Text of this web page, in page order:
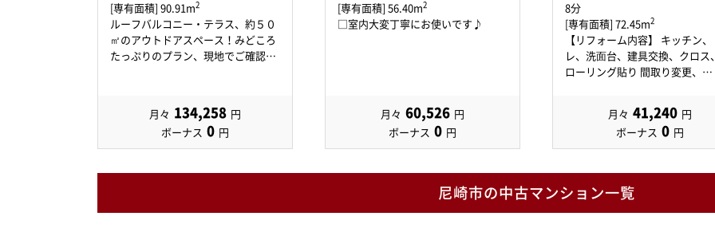
[専有面積] 90.91m2
ルーフバルコニー・テラス、約５０
㎡のアウトドアスペース！みどころ
たっぷりのプラン、現地でご確認
月々 134,258 円
ボーナス 0 円
[専有面積] 56.40m2
□室内大変丁寧にお使いです♪
月々 60,526 円
ボーナス 0 円
8分
[専有面積] 72.45m2
【リフォーム内容】 キッチン
レ、洗⾯台、建具交換、クロス
ローリング貼り 間取り変更、…
月々 41,240 円
ボーナス 0 円
尼崎市の中古マンション一覧